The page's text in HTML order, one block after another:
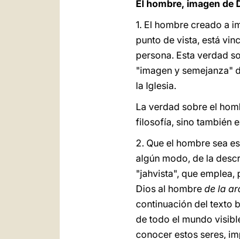
El hombre, imagen de
1. El hombre creado a
punto de vista, está
persona. Esta verdad
"imagen y semejanza"
la Iglesia.
La verdad sobre el
filosofía, sino también
2. Que el hombre sea
algún modo, de la
"jahvista", que
Dios al hombre de la
continuación del texto
de todo el mundo
conocer estos seres,